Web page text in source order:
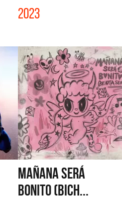
2023
MAÑANA SERÁ
BONITO (BICH...